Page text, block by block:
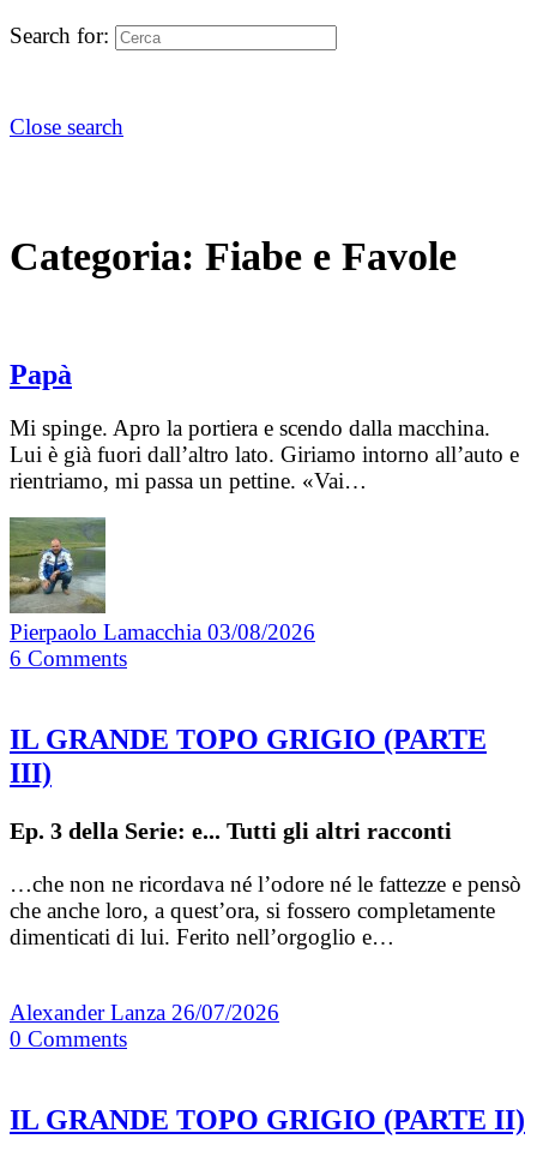
Search for:
Close search
Categoria: Fiabe e Favole
Papà
Mi spinge. Apro la portiera e scendo dalla macchina.
Lui è già fuori dall’altro lato. Giriamo intorno all’auto e
rientriamo, mi passa un pettine. «Vai…
Pierpaolo Lamacchia 03/08/2026
6 Comments
IL GRANDE TOPO GRIGIO (PARTE
III)
Ep. 3 della Serie: e... Tutti gli altri racconti
…che non ne ricordava né l’odore né le fattezze e pensò
che anche loro, a quest’ora, si fossero completamente
dimenticati di lui. Ferito nell’orgoglio e…
Alexander Lanza 26/07/2026
0 Comments
IL GRANDE TOPO GRIGIO (PARTE II)